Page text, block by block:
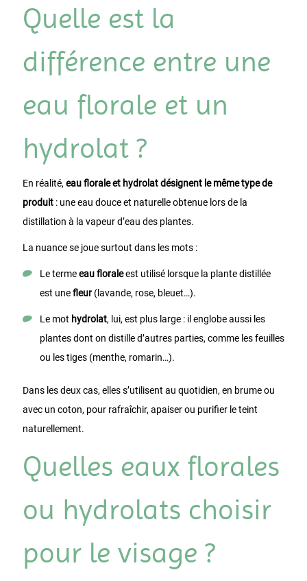
Quelle est la
différence entre une
eau florale et un
hydrolat ?
En réalité, eau florale et hydrolat désignent le même type de
produit: une eau douce et naturelle obtenue lors de la
distillation à la vapeur d’eau des plantes.
La nuance se joue surtout dans les mots :
Le termeeau floraleest utilisé lorsque la plante distillée
est unefleur(lavande, rose, bleuet…).
Le mot hydrolat, lui, est plus large : il englobe aussi les
plantes dont on distille d’autres parties, comme les feuilles
ou les tiges (menthe, romarin…).
Dans les deux cas, elles s’utilisent au quotidien, en brume ou
avec un coton, pour rafraîchir, apaiser ou purifier le teint
naturellement.
Quelles eaux florales
ou hydrolats choisir
pour le visage ?